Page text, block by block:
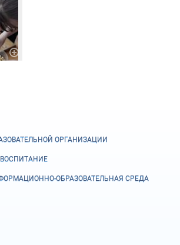
ОРГАНИЗАЦИИ
ОБРАЗОВАТЕЛЬНАЯ СРЕДА